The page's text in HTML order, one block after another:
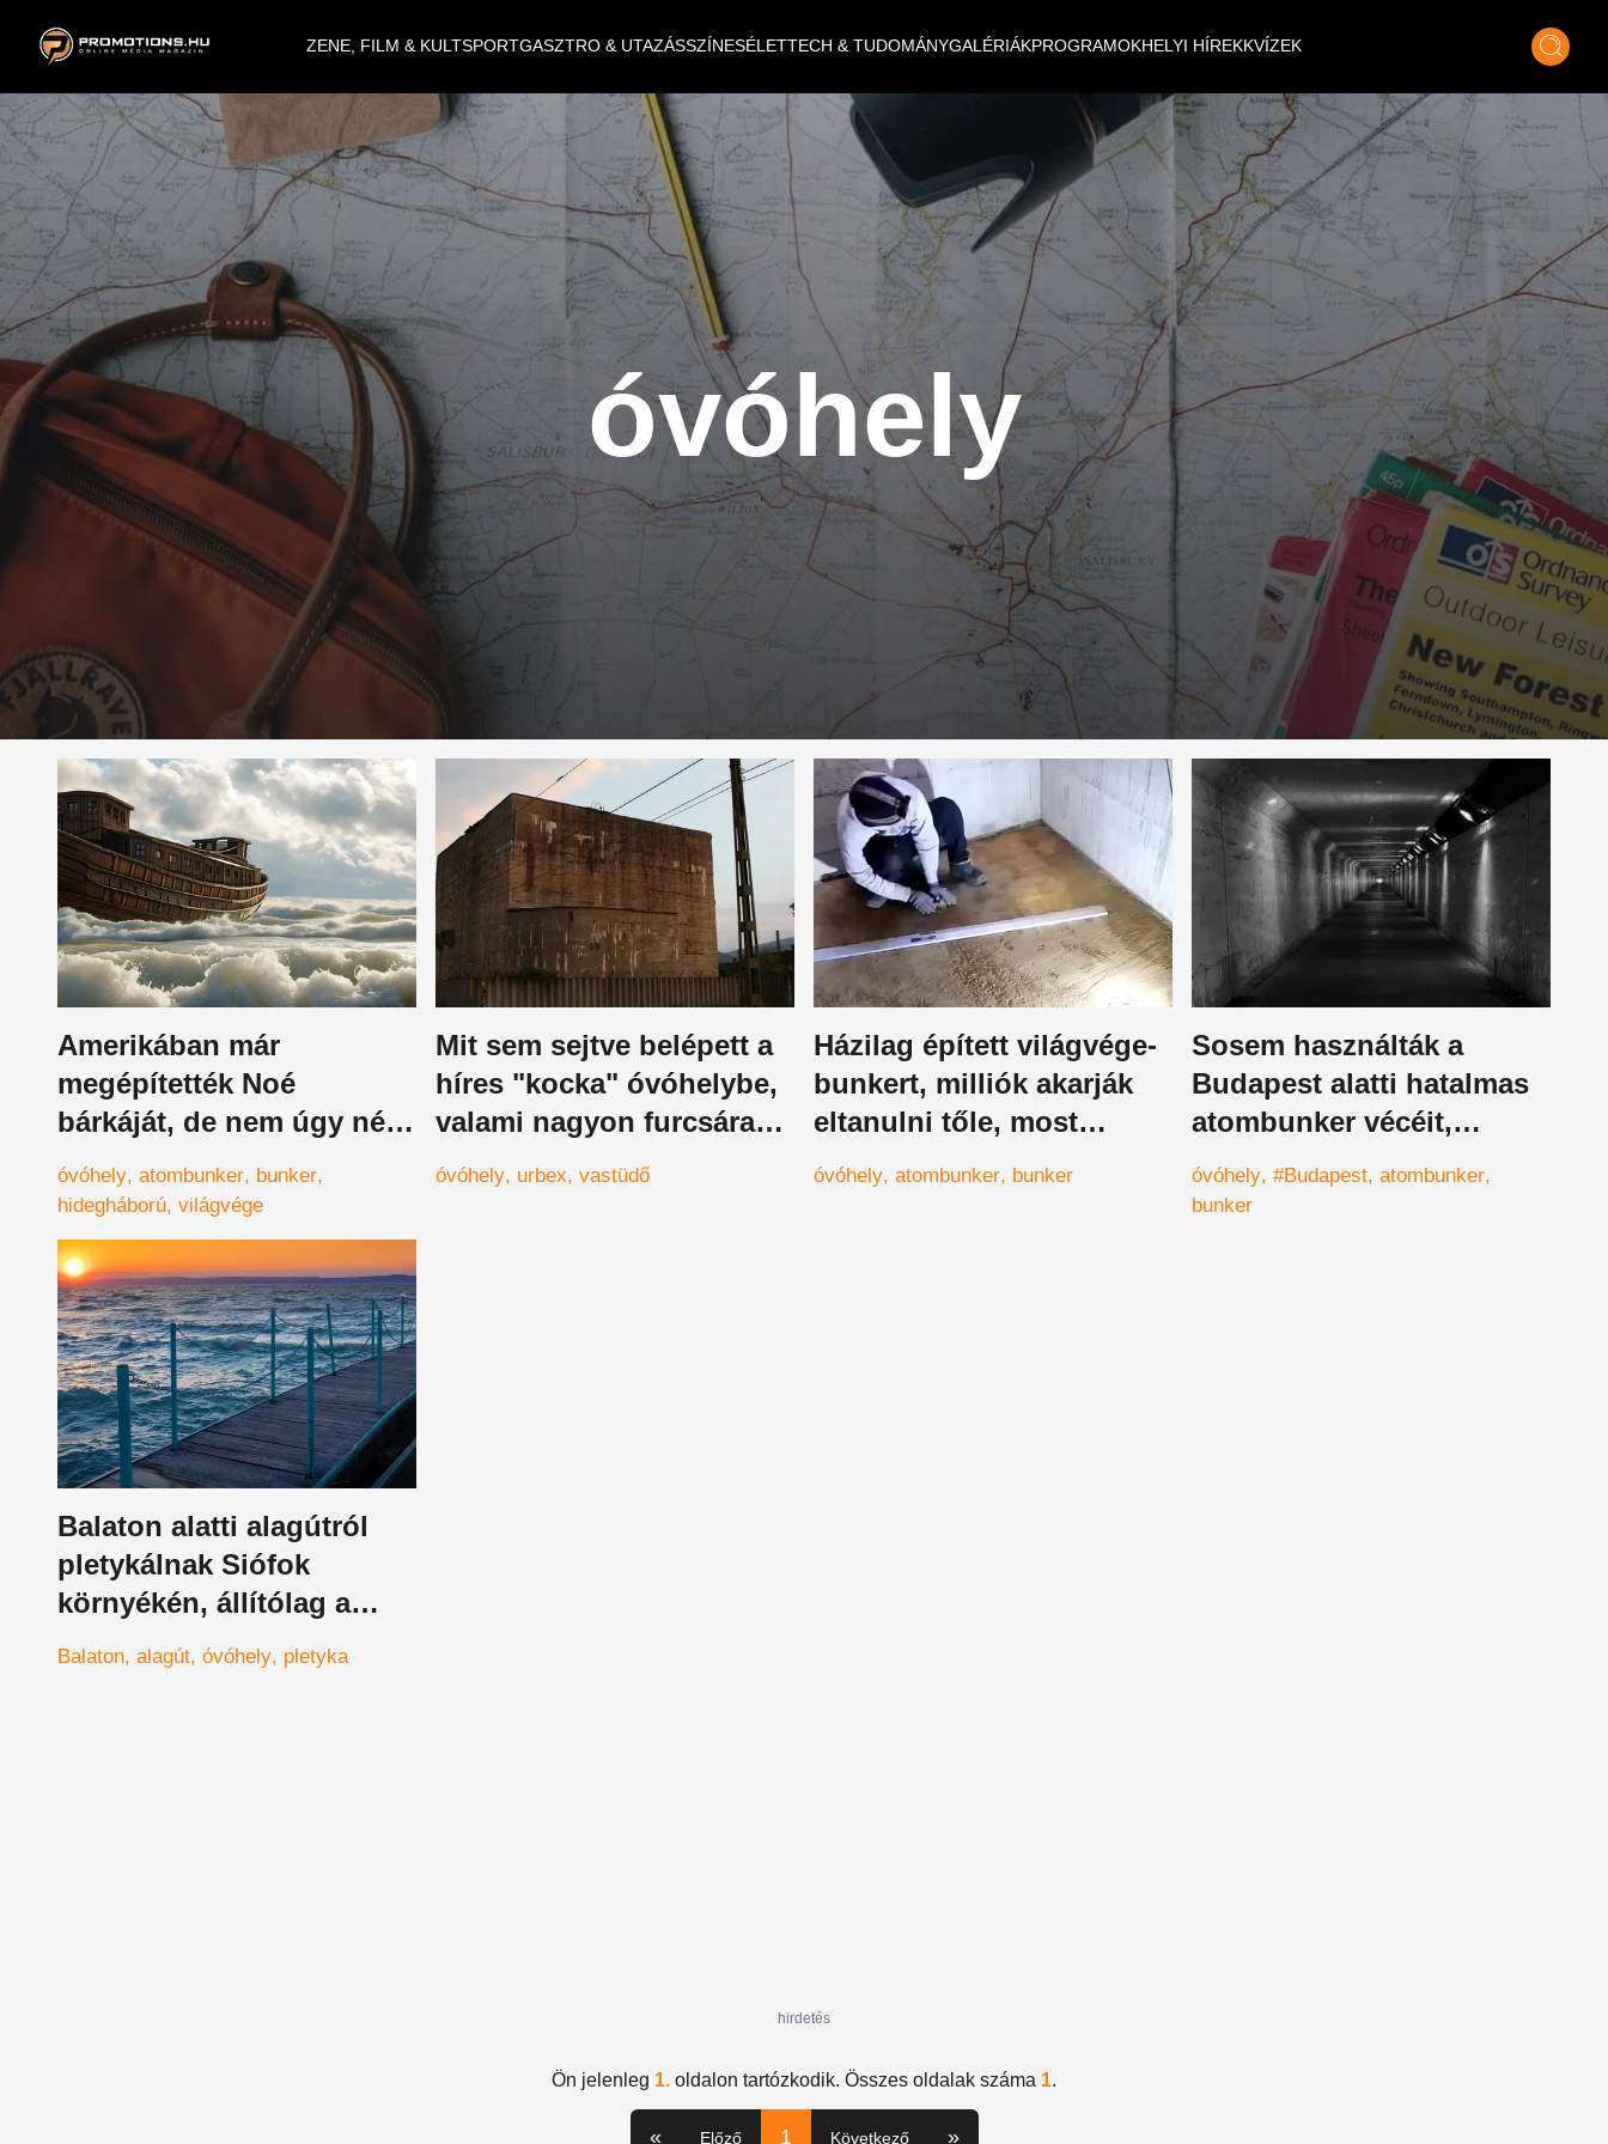
ZENE, FILM & KULTSPORTGASZTRO & UTAZÁSSZÍNESÉLETTECH & TUDOMÁNYGALÉRIÁKPROGRAMOKHELYI HÍREKKVÍZEK
óvóhely
Amerikában már
megépítették Noé
bárkáját, de nem úgy néz
ki, mint gondolnád
óvóhely atombunker bunker
hidegháború világvége
Mit sem sejtve belépett a
híres "kocka" óvóhelybe,
valami nagyon furcsára
bukkant a segélynyújtó
helyiségben
óvóhely urbex vastüdő
Házilag épített világvége-
bunkert, milliók akarják
eltanulni tőle, most
számodra is itt a
lehetőség
óvóhely atombunker bunker
Sosem használták a
Budapest alatti hatalmas
atombunker vécéit,
vérfagyasztó videó került
elő az objektumról
óvóhely #Budapest atombunker
bunker
Balaton alatti alagútról
pletykálnak Siófok
környékén, állítólag a
NASA keze van a
projektben
Balaton alagút óvóhely pletyka
hirdetés
Ön jelenleg 1. oldalon tartózkodik. Összes oldalak száma 1.
« Előző 1 Következő »